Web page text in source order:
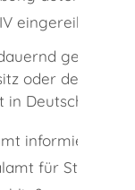
eingereiht, wenn
getrennt
oder der
in Deutschland
informiert das
für Steuern